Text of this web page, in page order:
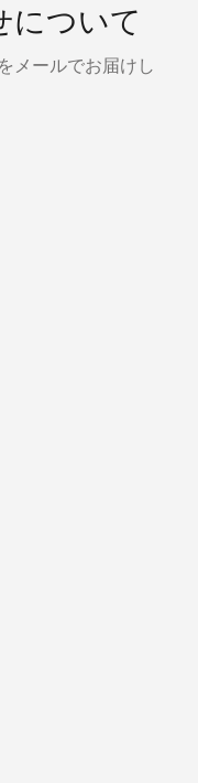
について
メールでお届けし